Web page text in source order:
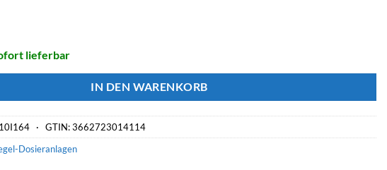
lieferbar
IN DEN WARENKORB
· GTIN: 3662723014114
Dosieranlagen